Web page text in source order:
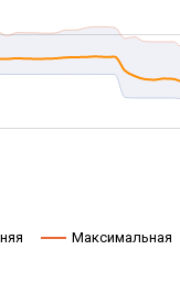
Максимальная